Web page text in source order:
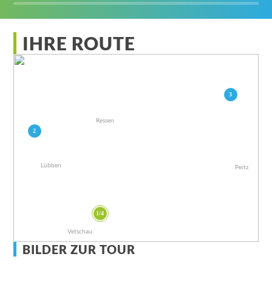
IHRE ROUTE
1/4
2
3
Peitz
Vetschau
Lübben
Ressen
BILDER ZUR TOUR